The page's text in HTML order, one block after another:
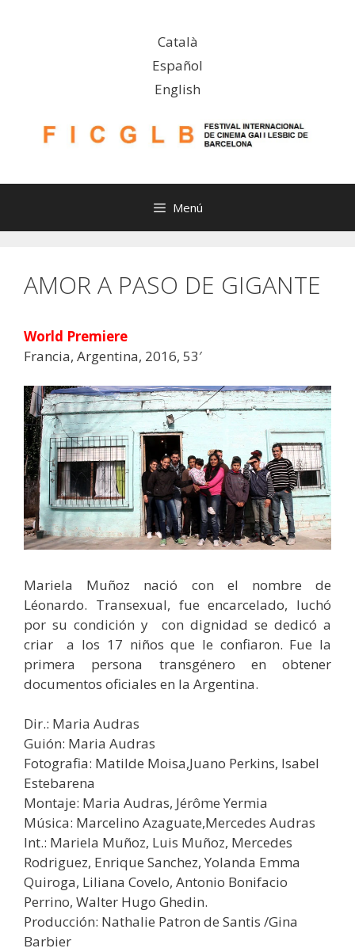
Català
Español
English
Menú
AMOR A PASO DE GIGANTE
World Premiere
Francia, Argentina, 2016, 53′
Mariela Muñoz nació con el nombre de
Léonardo. Transexual, fue encarcelado, luchó
por su condición y con dignidad se dedicó a
criar a los 17 niños que le confiaron. Fue la
primera persona transgénero en obtener
documentos oficiales en la Argentina.
Dir.: Maria Audras
Guión: Maria Audras
Fotografia: Matilde Moisa,Juano Perkins, Isabel
Estebarena
Montaje: Maria Audras, Jérôme Yermia
Música: Marcelino Azaguate,Mercedes Audras
Int.: Mariela Muñoz, Luis Muñoz, Mercedes
Rodriguez, Enrique Sanchez, Yolanda Emma
Quiroga, Liliana Covelo, Antonio Bonifacio
Perrino, Walter Hugo Ghedin.
Producción: Nathalie Patron de Santis /Gina
Barbier